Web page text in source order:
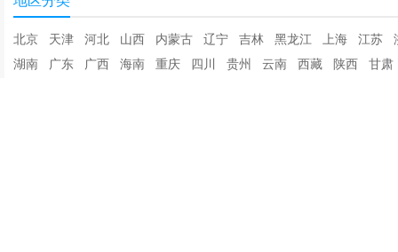
北京 天津 河北 山西 内蒙古 辽宁 吉林 黑龙江 上海 江苏
湖南
广东 广西 海南 重庆 四川 贵州 云南 西藏 陕西 甘肃